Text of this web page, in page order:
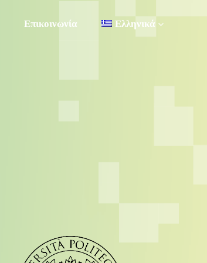
Επικοινωνία Ελληνικά